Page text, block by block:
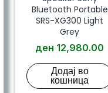
Bluetooth Portable
SRS-XG300 Light
Grey
ден 12,980.00
Додај во
кошница